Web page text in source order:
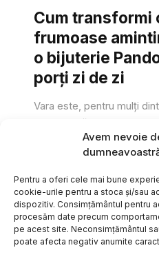
Avem nevoie
Pentru a oferi cele mai bune
cookie-urile pentru a stoca și/sau
dispozitiv. Consimțământul pentru
procesăm date precum
pe acest site. Neconsimțământul
poate afecta negativ anumite
Cum transformi
frumoase
o bijuterie
porți zi de zi
Vara este, pentru mulți
se întâmplă cele mai
vacanțe pe care le
Cristiana Todiresei